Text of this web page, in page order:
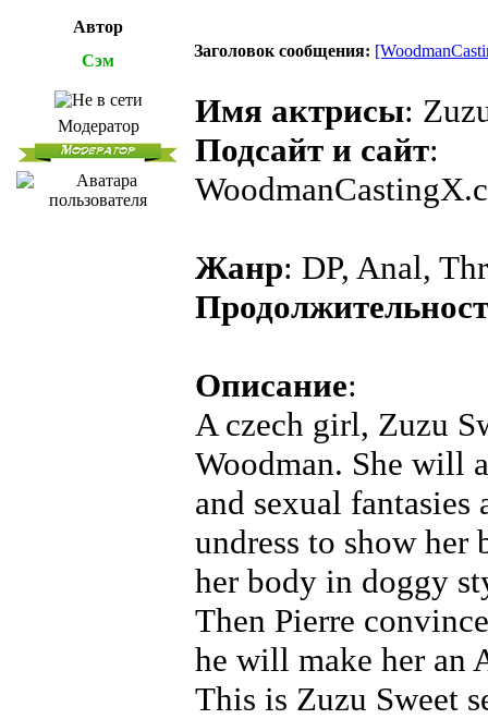
Автор
Сэм
Заголовок сообщения:
Модератор Имя актрисы:
Подсайт и сайт:
Жанр: DP, Anal,
Описание:
A czech girl, Zuzu
Woodman. She will
and sexual
undress to show her
her body in doggy
Then Pierre
he will make her an
This is Zuzu Sweet